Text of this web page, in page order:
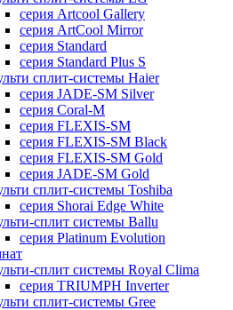
серия Artcool Gallery
серия ArtCool Mirror
серия Standard
серия Standard Plus S
сплит-системы Haier
серия JADE-SM Silver
серия Coral-M
серия FLEXIS-SM
серия FLEXIS-SM Black
серия FLEXIS-SM Gold
серия JADE-SM Gold
сплит-системы Toshiba
серия Shorai Edge White
сплит системы Ballu
серия Platinum Evolution
сплит системы Royal Clima
серия TRIUMPH Inverter
сплит-системы Gree